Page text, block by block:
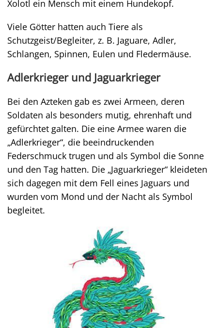
Xolotl ein Mensch mit einem Hundekopf.
Viele Götter hatten auch Tiere als
Schutzgeist/Begleiter, z. B. Jaguare, Adler,
Schlangen, Spinnen, Eulen und Fledermäuse.
Adlerkrieger und Jaguarkrieger
Bei den Azteken gab es zwei Armeen, deren
Soldaten als besonders mutig, ehrenhaft und
gefürchtet galten. Die eine Armee waren die
„Adlerkrieger“, die beeindruckenden
Federschmuck trugen und als Symbol die Sonne
und den Tag hatten. Die „Jaguarkrieger“ kleideten
sich dagegen mit dem Fell eines Jaguars und
wurden vom Mond und der Nacht als Symbol
begleitet.